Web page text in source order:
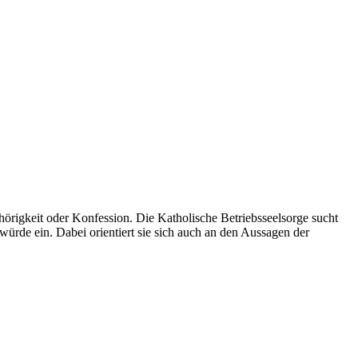
oder Konfession. Die Katholische Betriebsseelsorge sucht
ein. Dabei orientiert sie sich auch an den Aussagen der